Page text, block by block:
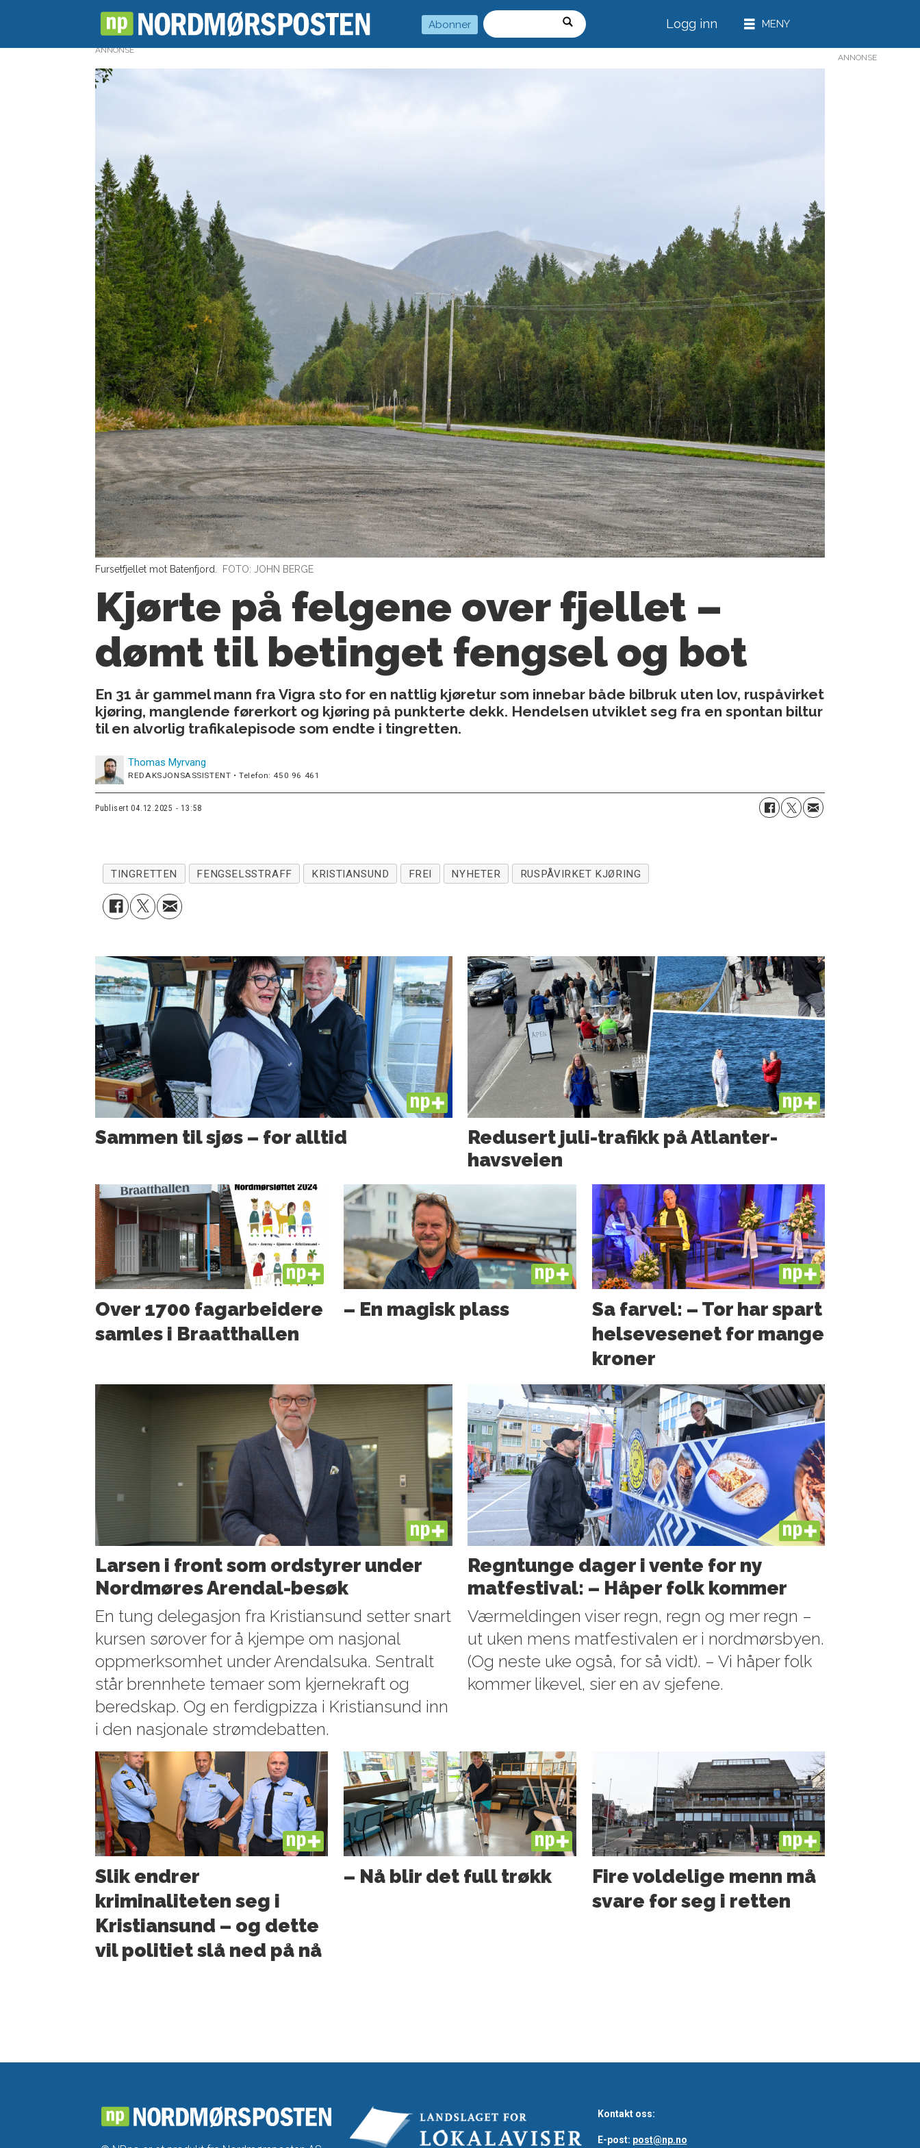
Abonner
Søk
Logg inn
ANNONSE
Fursetfjellet mot Batenfjord. FOTO: JOHN BERGE
Kjørte på felgene over fjellet –
dømt til betinget fengsel og bot
En 31 år gammel mann fra Vigra sto for en nattlig kjøretur som innebar både bilbruk uten lov, ruspåvirket
kjøring, manglende førerkort og kjøring på punkterte dekk. Hendelsen utviklet seg fra en spontan biltur
til en alvorlig trafikalepisode som endte i tingretten.
Thomas Myrvang
REDAKSJONSASSISTENT • Telefon: 450 96 461
Publisert 04.12.2025 - 13:58
TINGRETTEN FENGSELSSTRAFF KRISTIANSUND FREI NYHETER RUSPÅVIRKET KJØRING
PLUS
Sammen til sjøs – for alltid
PLUS
Redusert juli-trafikk på Atlanter­
havsveien
PLUS
Over 1700 fagarbeidere
samles i Braatthallen
PLUS
– En magisk plass
PLUS
Sa farvel: – Tor har spart
helsevesenet for mange
kroner
PLUS
Larsen i front som ordstyrer under
Nordmøres Arendal-besøk
En tung delegasjon fra Kristiansund setter snart
kursen sørover for å kjempe om nasjonal
oppmerksomhet under Arendalsuka. Sentralt
står brennhete temaer som kjernekraft og
beredskap. Og en ferdigpizza i Kristiansund inn
i den nasjonale strømdebatten.
PLUS
Regntunge dager i vente for ny
matfestival: – Håper folk kommer
Værmeldingen viser regn, regn og mer regn –
ut uken mens matfestivalen er i nordmørsbyen.
(Og neste uke også, for så vidt). – Vi håper folk
kommer likevel, sier en av sjefene.
PLUS
Slik endrer
kriminaliteten seg i
Kristiansund – og dette
vil politiet slå ned på nå
PLUS
– Nå blir det full trøkk
PLUS
Fire voldelige menn må
svare for seg i retten
ANNONSE
Kontakt oss:
E-post: post@np.no